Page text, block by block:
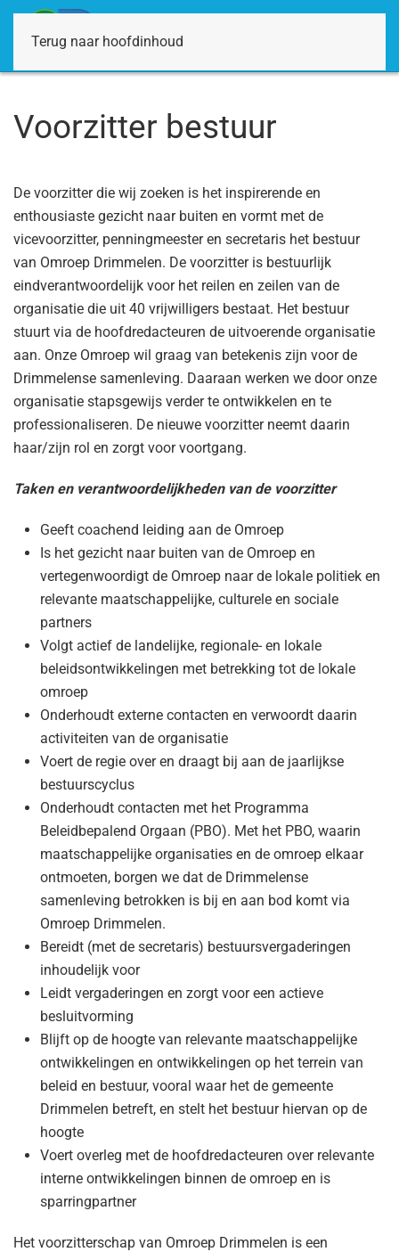
Terug naar hoofdinhoud
Voorzitter bestuur
De voorzitter die wij zoeken is het inspirerende en
enthousiaste gezicht naar buiten en vormt met de
vicevoorzitter, penningmeester en secretaris het bestuur
van Omroep Drimmelen. De voorzitter is bestuurlijk
eindverantwoordelijk voor het reilen en zeilen van de
organisatie die uit 40 vrijwilligers bestaat. Het bestuur
stuurt via de hoofdredacteuren de uitvoerende organisatie
aan. Onze Omroep wil graag van betekenis zijn voor de
Drimmelense samenleving. Daaraan werken we door onze
organisatie stapsgewijs verder te ontwikkelen en te
professionaliseren. De nieuwe voorzitter neemt daarin
haar/zijn rol en zorgt voor voortgang.
Taken en verantwoordelijkheden van de voorzitter
Geeft coachend leiding aan de Omroep
Is het gezicht naar buiten van de Omroep en
vertegenwoordigt de Omroep naar de lokale politiek en
relevante maatschappelijke, culturele en sociale
partners
Volgt actief de landelijke, regionale- en lokale
beleidsontwikkelingen met betrekking tot de lokale
omroep
Onderhoudt externe contacten en verwoordt daarin
activiteiten van de organisatie
Voert de regie over en draagt bij aan de jaarlijkse
bestuurscyclus
Onderhoudt contacten met het Programma
Beleidbepalend Orgaan (PBO). Met het PBO, waarin
maatschappelijke organisaties en de omroep elkaar
ontmoeten, borgen we dat de Drimmelense
samenleving betrokken is bij en aan bod komt via
Omroep Drimmelen.
Bereidt (met de secretaris) bestuursvergaderingen
inhoudelijk voor
Leidt vergaderingen en zorgt voor een actieve
besluitvorming
Blijft op de hoogte van relevante maatschappelijke
ontwikkelingen en ontwikkelingen op het terrein van
beleid en bestuur, vooral waar het de gemeente
Drimmelen betreft, en stelt het bestuur hiervan op de
hoogte
Voert overleg met de hoofdredacteuren over relevante
interne ontwikkelingen binnen de omroep en is
sparringpartner
Het voorzitterschap van Omroep Drimmelen is een